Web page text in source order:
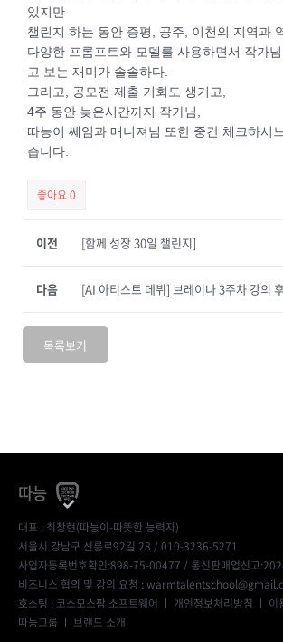
있지만
챌린지 하는 동안 증평, 공주, 이천의 지역과
다양한 프롬프트와 모델를 사용하면서 작가
고 보는 재미가 솔솔하다.
그리고, 공모전 제출 기회도 생기고,
4주 동안 늦은시간까지 작가님,
따능이 쎄임과 매니져님 또한 중간 체크하시
습니다.
좋아요0
이전 [함께 성장 30일 챌린지]
[AI 아티스트 데뷔] 브레이나 3주차 강의
다음
목록보기
따능
대표 : 최창현(따능이-따뜻한 능력자)
서울시 강남구 선릉로92길 28 / 010-3236-5271
사업자등록번호확인:898-75-00477 / 통신판매업신고
비즈니스 협의 및 강의 요청 :
호스팅 : 코스모스팜 소프트웨어 ㅣ 개인정보처리방침 ㅣ 이
따능그룹 ㅣ 브랜드 소개